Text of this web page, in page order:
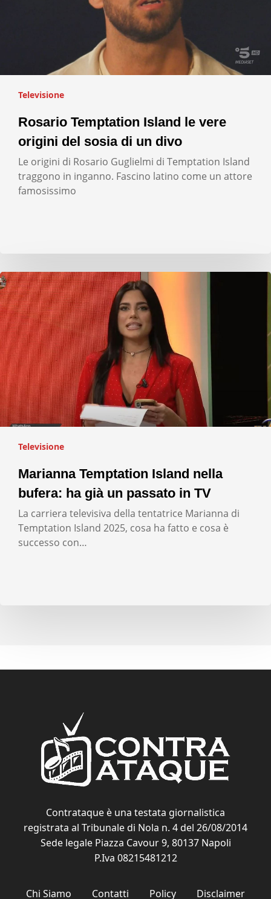
Televisione
Rosario Temptation Island le vere
origini del sosia di un divo
Le origini di Rosario Guglielmi di Temptation Island
traggono in inganno. Fascino latino come un attore
famosissimo
Televisione
Marianna Temptation Island nella
bufera: ha già un passato in TV
La carriera televisiva della tentatrice Marianna di
Temptation Island 2025, cosa ha fatto e cosa è
successo con…
Contrataque è una testata giornalistica
registrata al Tribunale di Nola n. 4 del 26/08/2014
Sede legale Piazza Cavour 9, 80137 Napoli
P.Iva 08215481212
Chi Siamo Contatti Policy Disclaimer